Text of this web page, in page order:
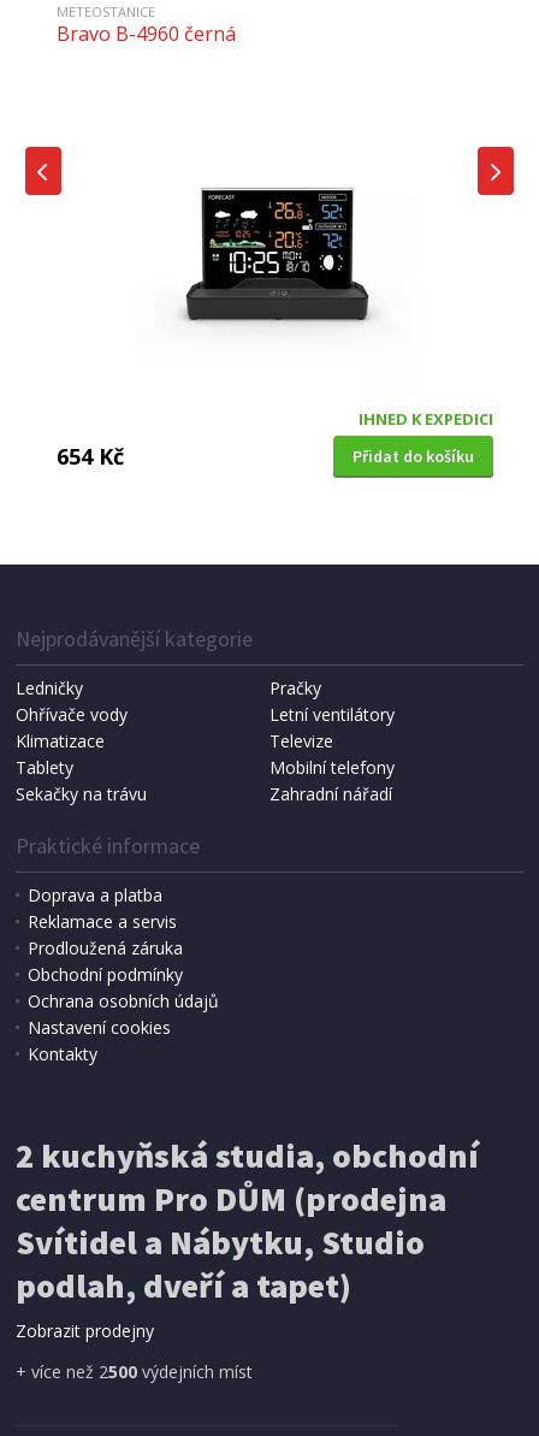
METEOSTANICE
Bravo B-4960 černá
IHNED K EXPEDICI
654 Kč Přidat do košíku
Bravo B-4960 bílá
654 Kč
Nejprodávanější kategorie
Ledničky
Pračky
Ohřívače vody
Letní ventilátory
Klimatizace
Televize
Tablety
Mobilní telefony
Sekačky na trávu
Zahradní nářadí
Praktické informace
Doprava a platba
Reklamace a servis
Prodloužená záruka
Obchodní podmínky
Ochrana osobních údajů
Nastavení cookies
Kontakty
2 kuchyňská studia, obchodní
centrum Pro DŮM (prodejna
Svítidel a Nábytku, Studio
podlah, dveří a tapet)
Zobrazit prodejny
+ více než 2500 výdejních míst